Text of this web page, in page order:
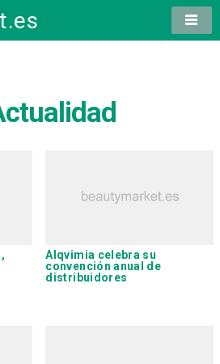
Alqvimia celebra su
convención anual de
distribuidores